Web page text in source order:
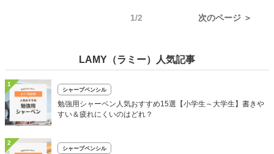
1/2 次のページ ＞
LAMY（ラミー）人気記事
1
シャープペンシル
勉強用シャーペン人気おすすめ15選【小学生～大学生】書きや
すい＆疲れにくいのはどれ？
2
シャープペンシル